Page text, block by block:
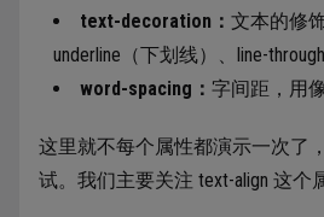
text-decoration： 文本的修
underline（下划线）、line-
word-spacing： 字间距，用
这里就不每个属性都演示一次了
试。我们主要关注 text-align 这个